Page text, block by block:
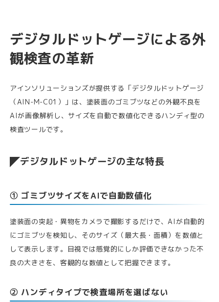
デジタルドットゲージによる外
観検査の革新
アインソリューションズが提供する「デジタルドットゲージ
（AIN-M-C01）」は、塗装面のゴミブツなどの外観不良を
AIが画像解析し、サイズを自動で数値化できるハンディ型の
検査ツールです。
デジタルドットゲージの主な特長
① ゴミブツサイズをAIで自動数値化
塗装面の突起・異物をカメラで撮影するだけで、AIが自動的
にゴミブツを検知し、そのサイズ（最大長・面積）を数値と
して表示します。目視では感覚的にしか評価できなかった不
良の大きさを、客観的な数値として把握できます。
② ハンディタイプで検査場所を選ばない